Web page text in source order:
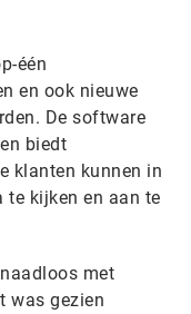
één
en ook nieuwe
De software
biedt
klanten kunnen in
te kijken en aan te
met
was gezien